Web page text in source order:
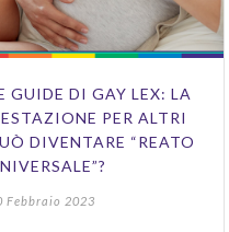
GUIDE DI GAY LEX: LA
PER ALTRI
DIVENTARE “REATO
Febbraio 2023